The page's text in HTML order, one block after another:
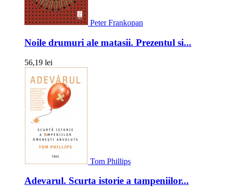
Peter Frankopan
Noile drumuri ale matasii. Prezentul si...
56,19 lei
Tom Phillips
Adevarul. Scurta istorie a tampeniilor...